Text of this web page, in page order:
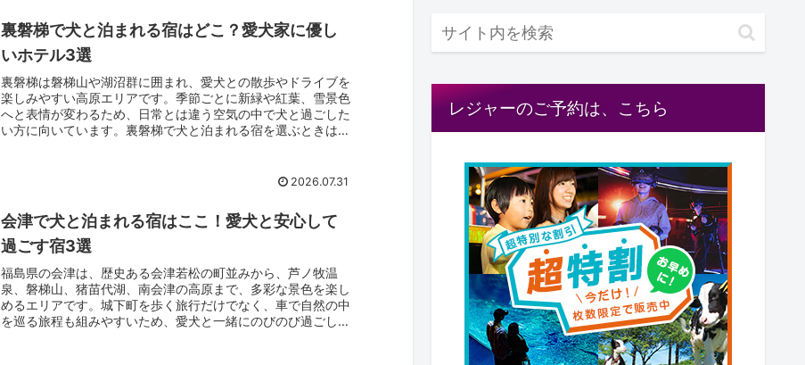
裏磐梯で犬と泊まれる宿はどこ？愛犬家に優し
いホテル3選
裏磐梯は磐梯山や湖沼群に囲まれ、愛犬との散歩やドライブを
楽しみやすい高原エリアです。季節ごとに新緑や紅葉、雪景色
へと表情が変わるため、日常とは違う空気の中で犬と過ごした
い方に向いています。裏磐梯で犬と泊まれる宿を選ぶときは、
のペンション、大型リゾートでは滞在の雰囲気が異なるため、
2026.07.31
会津で犬と泊まれる宿はここ！愛犬と安心して
過ごす宿3選
福島県の会津は、歴史ある会津若松の町並みから、芦ノ牧温
泉、磐梯山、猪苗代湖、南会津の高原まで、多彩な景色を楽し
めるエリアです。城下町を歩く旅行だけでなく、車で自然の中
を巡る旅程も組みやすいため、愛犬と一緒にのびのび過ごした
レジャーのご予約は、こちら